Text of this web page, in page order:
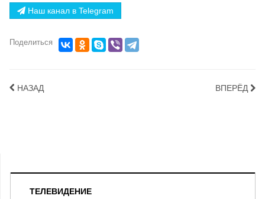
Наш канал в Telegram
Поделиться
НАЗАД ВПЕРЁД
ТЕЛЕВИДЕНИЕ